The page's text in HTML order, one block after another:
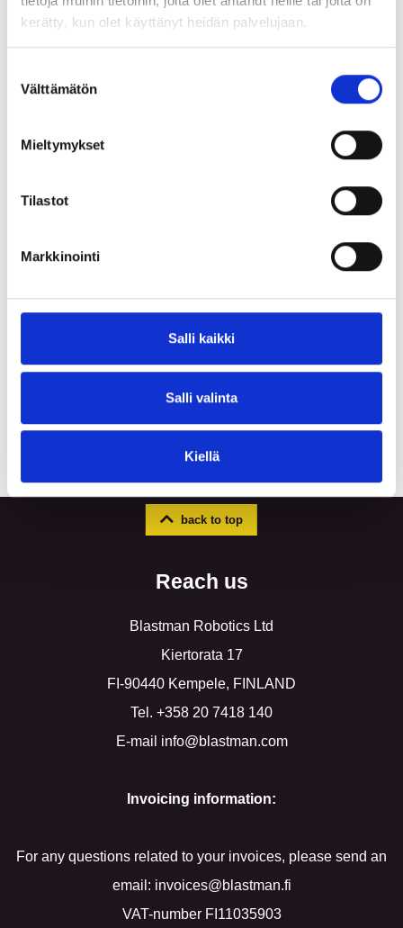
kerätty, kun olet käyttänyt heidän palvelujaan.
valinta
Välttämätön
Mieltymykset
Tilastot
Markkinointi
Salli kaikki
Salli valinta
Kiellä
BLASTING AUTOMATION AND ROBOTICS ENABLE
back to top
Reach us
Blastman Robotics Ltd
Kiertorata 17
FI-90440 Kempele, FINLAND
Tel. +358 20 7418 140
E-mail info@blastman.com
Invoicing information:
For any questions related to your invoices, please send an
email: invoices@blastman.fi
VAT-number FI11035903